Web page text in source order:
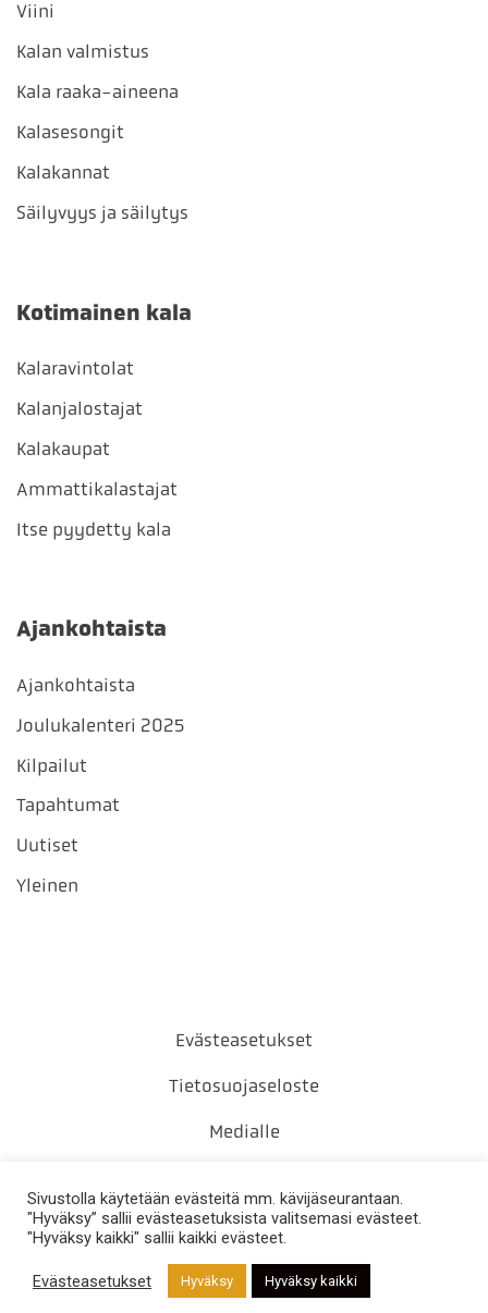
Viini
Kalan valmistus
Kala raaka-aineena
Kalasesongit
Kalakannat
Säilyvyys ja säilytys
Kotimainen kala
Kalaravintolat
Kalanjalostajat
Kalakaupat
Ammattikalastajat
Itse pyydetty kala
Ajankohtaista
Ajankohtaista
Joulukalenteri 2025
Kilpailut
Tapahtumat
Uutiset
Yleinen
Evästeasetukset
Tietosuojaseloste
Medialle
DESIGN BY DIGITAALI
Sivustolla käytetään evästeitä mm. kävijäseurantaan.
"Hyväksy” sallii evästeasetuksista valitsemasi evästeet.
"Hyväksy kaikki" sallii kaikki evästeet.
Evästeasetukset Hyväksy Hyväksy kaikki